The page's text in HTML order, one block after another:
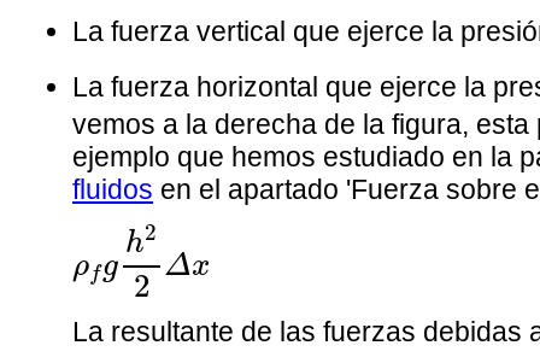
La fuerza vertical que ejerce la
La fuerza horizontal que ejerce la
vemos a la derecha de la figura,
ejemplo que hemos estudiado en la
fluidos en el apartado 'Fuerza sobre
ρfg
h2
2
Δx
h 22
La resultante de las fuerzas debidas